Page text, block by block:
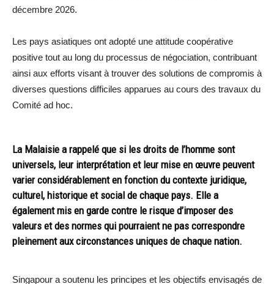
décembre 2026.
Les pays asiatiques ont adopté une attitude coopérative
positive tout au long du processus de négociation, contribuant
ainsi aux efforts visant à trouver des solutions de compromis à
diverses questions difficiles apparues au cours des travaux du
Comité ad hoc.
La Malaisie a rappelé que si les droits de l’homme sont
universels, leur interprétation et leur mise en œuvre peuvent
varier considérablement en fonction du contexte juridique,
culturel, historique et social de chaque pays. Elle a
également mis en garde contre le risque d’imposer des
valeurs et des normes qui pourraient ne pas correspondre
pleinement aux circonstances uniques de chaque nation.
Singapour a soutenu les principes et les objectifs envisagés de